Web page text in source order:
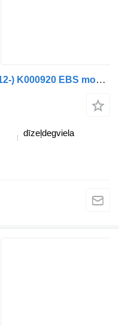
Knorr-Bremse Actros MP4 (01.12-) K000920 EBS modulators paredzēts Mercedes-Benz Actros MP4 Antos Arocs (2012-) kravas automašīnas
dīzeļdegviela